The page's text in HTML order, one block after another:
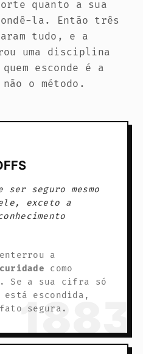
quanto a sua
la. Então três
tudo, e a
uma disciplina
esconde é a
o método.
1883
ser seguro mesmo
exceto a
a
como
Se a sua cifra só
está escondida,
segura.